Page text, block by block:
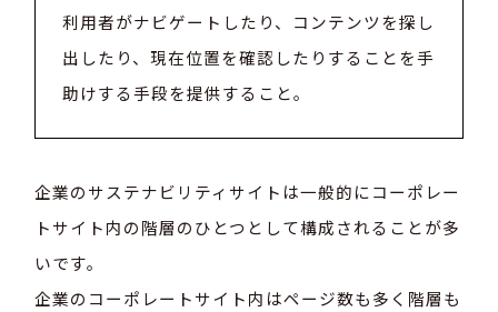
利用者がナビゲートしたり、コンテンツを探し
出したり、現在位置を確認したりすることを手
助けする手段を提供すること。
企業のサステナビリティサイトは一般的にコーポレー
トサイト内の階層のひとつとして構成されることが多
いです。
企業のコーポレートサイト内はページ数も多く階層も